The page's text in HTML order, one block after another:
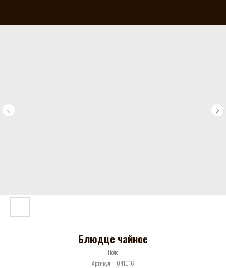
Блюдце чайное
Поле
Артикул: П041016